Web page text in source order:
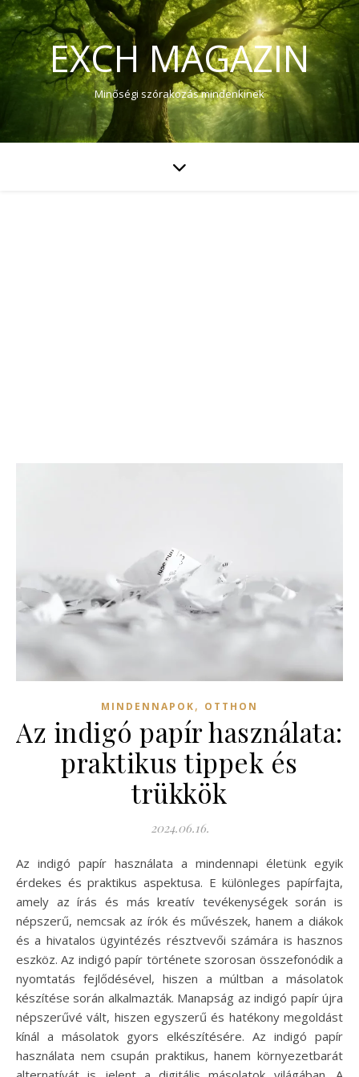
EXCH MAGAZIN
Minőségi szórakozás mindenkinek
MINDENNAPOK, OTTHON
Az indigó papír használata:
praktikus tippek és
trükkök
2024.06.16.
Az indigó papír használata a mindennapi életünk egyik
érdekes és praktikus aspektusa. E különleges papírfajta,
amely az írás és más kreatív tevékenységek során is
népszerű, nemcsak az írók és művészek, hanem a diákok
és a hivatalos ügyintézés résztvevői számára is hasznos
eszköz. Az indigó papír története szorosan összefonódik a
nyomtatás fejlődésével, hiszen a múltban a másolatok
készítése során alkalmazták. Manapság az indigó papír újra
népszerűvé vált, hiszen egyszerű és hatékony megoldást
kínál a másolatok gyors elkészítésére. Az indigó papír
használata nem csupán praktikus, hanem környezetbarát